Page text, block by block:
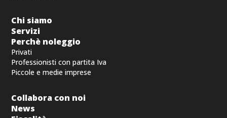
Chi siamo
Servizi
Perchè noleggio
Privati
Professionisti con partita Iva
Piccole e medie imprese
Collabora con noi
News